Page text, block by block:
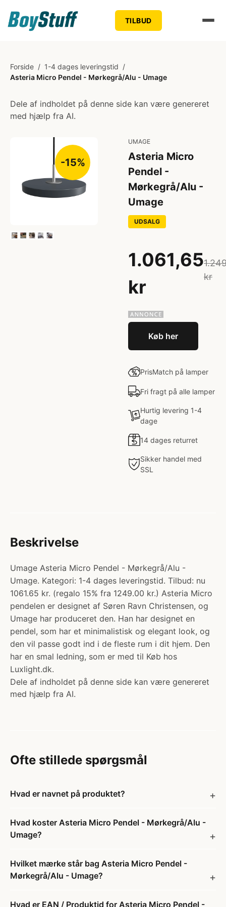
TILBUD
Forside / 1-4 dages leveringstid /
Asteria Micro Pendel - Mørkegrå/Alu - Umage
Dele af indholdet på denne side kan være genereret
med hjælp fra AI.
-15%
UMAGE
Asteria Micro
Pendel -
Mørkegrå/Alu -
Umage
UDSALG
1.061,65
kr
kr
Køb her
PrisMatch på lamper
Fri fragt på alle lamper
Hurtig levering 1-4
dage
14 dages returret
Sikker handel med
SSL
Beskrivelse
Umage Asteria Micro Pendel - Mørkegrå/Alu -
Umage. Kategori: 1-4 dages leveringstid. Tilbud: nu
1061.65 kr. (regalo 15% fra 1249.00 kr.) Asteria Micro
pendelen er designet af Søren Ravn Christensen, og
Umage har produceret den. Han har designet en
pendel, som har et minimalistisk og elegant look, og
den vil passe godt ind i de fleste rum i dit hjem. Den
har en smal ledning, som er med til Køb hos
Luxlight.dk.
Dele af indholdet på denne side kan være genereret
med hjælp fra AI.
Ofte stillede spørgsmål
Hvad er navnet på produktet?
Hvad koster Asteria Micro Pendel - Mørkegrå/Alu -
Umage?
Hvilket mærke står bag Asteria Micro Pendel -
Mørkegrå/Alu - Umage?
Hvad er EAN / Produktid for Asteria Micro Pendel -